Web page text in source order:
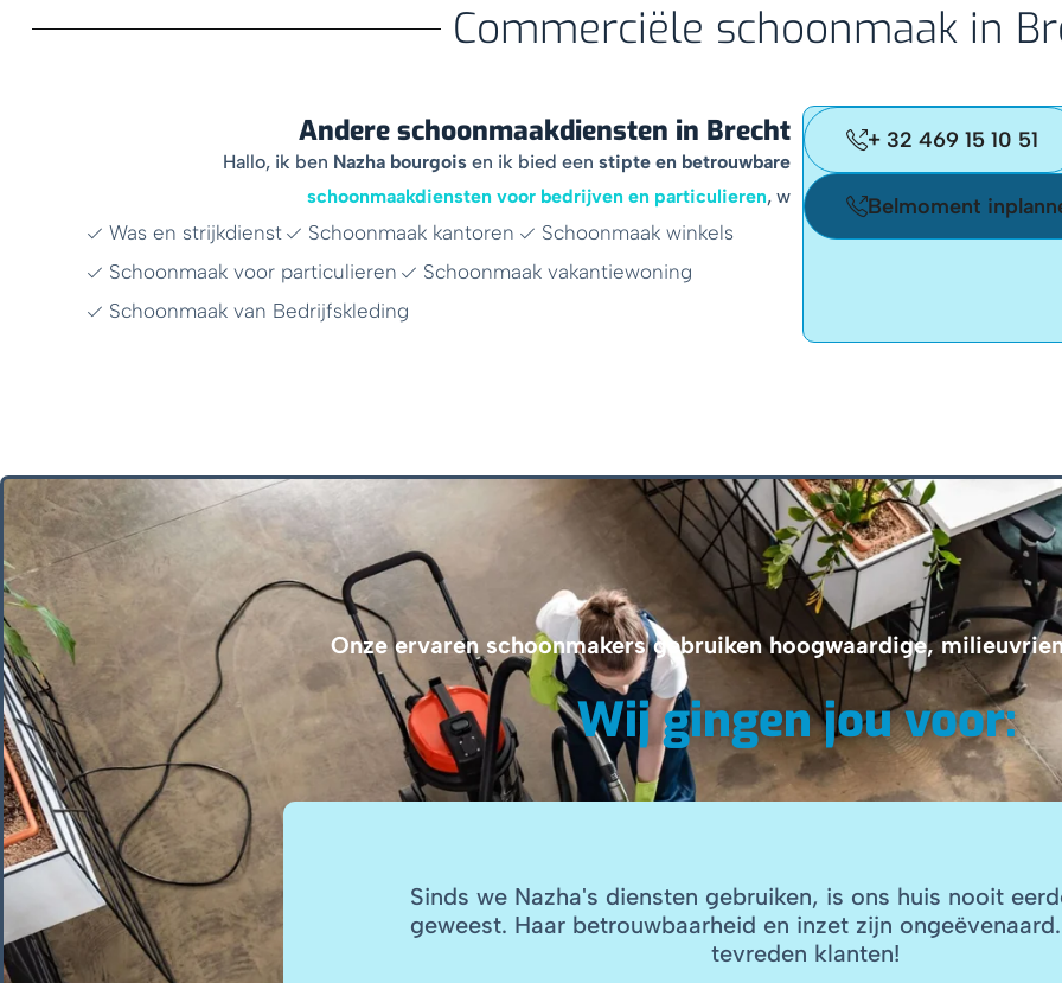
Commerciële schoonmaak in
Andere schoonmaakdiensten in Brecht
Hallo, ik ben Nazha bourgoisen ik bied een stipte en betrouwbare
schoonmaakdiensten voor bedrijven en particulieren, w
Was en strijkdienst Schoonmaak kantoren
Schoonmaak winkels
Schoonmaak voor particulieren
Schoonmaak vakantiewoning
Schoonmaak van Bedrijfskleding
+ 32 469 15 10 51
Belmoment
Onze ervaren schoonmakers gebruiken hoogwaardige,
Wij gingen jou voor:
overtroffen! De
ons kantoor elke keer
aanrader!
Sinds we Nazha's diensten gebruiken, is ons huis nooit
geweest. Haar betrouwbaarheid en inzet zijn
tevreden klanten!